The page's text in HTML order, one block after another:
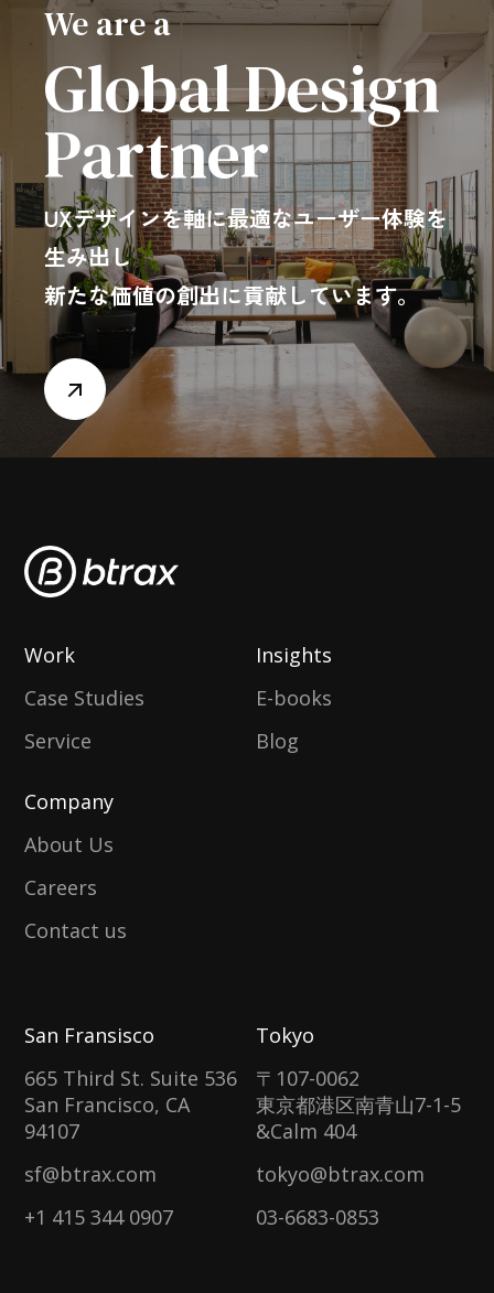
We are a
Global Design
Partner
UXデザインを軸に最適なユーザー体験を
生み出し
新たな価値の創出に貢献しています。
Work
Case Studies
Service
Insights
E-books
Blog
Company
About Us
Careers
Contact us
San Fransisco
665 Third St. Suite 536
San Francisco, CA
94107
sf@btrax.com
+1 415 344 0907
Tokyo
〒107-0062
東京都港区南青山7-1-5
&Calm 404
tokyo@btrax.com
03-6683-0853